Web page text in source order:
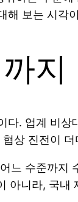
보는 시각
지
. 업계 비
상 진전이
느 수준까
아니라, 국